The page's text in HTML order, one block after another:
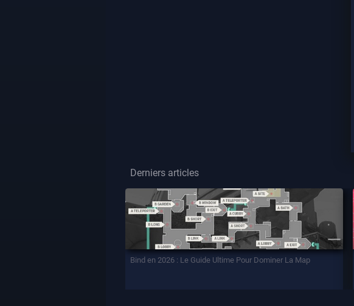
Derniers articles
Bind en 2026 : Le Guide Ultime Pour Dominer La Map